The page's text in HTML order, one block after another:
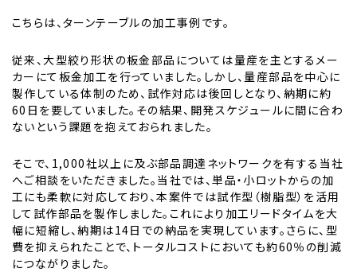
こちらは、ターンテーブルの加工事例です。
従来、大型絞り形状の板金部品については量産を主とするメー
カーにて板金加工を行っていました。しかし、量産部品を中心に
製作している体制のため、試作対応は後回しとなり、納期に約
60日を要していました。その結果、開発スケジュールに間に合わ
ないという課題を抱えておられました。
そこで、1,000社以上に及ぶ部品調達ネットワークを有する当社
へご相談をいただきました。当社では、単品・小ロットからの加
工にも柔軟に対応しており、本案件では試作型（樹脂型）を活用
して試作部品を製作しました。これにより加工リードタイムを大
幅に短縮し、納期は14日での納品を実現しています。さらに、型
費を抑えられたことで、トータルコストにおいても約60％の削減
につながりました。